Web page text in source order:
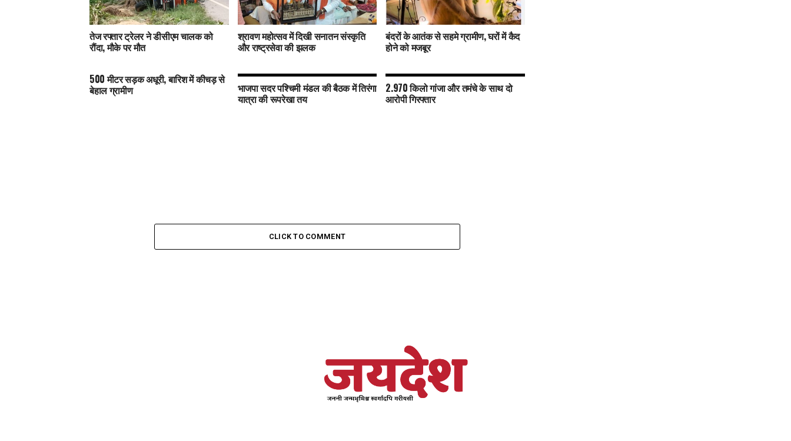
तेज रफ्तार ट्रेलर ने डीसीएम चालक को
रौंदा, मौके पर मौत
श्रावण महोत्सव में दिखी सनातन संस्कृति
और राष्ट्रसेवा की झलक
बंदरों के आतंक से सहमे ग्रामीण, घरों में कैद
होने को मजबूर
500 मीटर सड़क अधूरी, बारिश में कीचड़ से
बेहाल ग्रामीण भाजपा सदर पश्चिमी मंडल की बैठक में तिरंगा
यात्रा की रूपरेखा तय
2.970 किलो गांजा और तमंचे के साथ दो
आरोपी गिरफ्तार
CLICK TO COMMENT